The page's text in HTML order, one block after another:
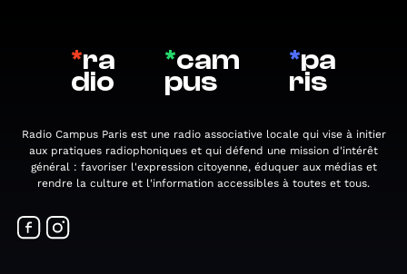
*ra
dio
*cam
pus
*pa
ris
Radio Campus Paris est une radio associative locale qui vise à initier
aux pratiques radiophoniques et qui défend une mission d'intérêt
général : favoriser l'expression citoyenne, éduquer aux médias et
rendre la culture et l'information accessibles à toutes et tous.